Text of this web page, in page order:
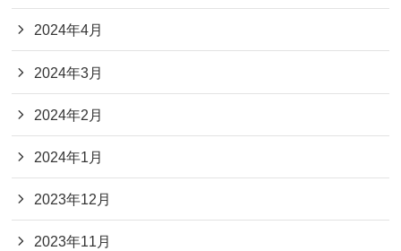
2024年4月
2024年3月
2024年2月
2024年1月
2023年12月
2023年11月